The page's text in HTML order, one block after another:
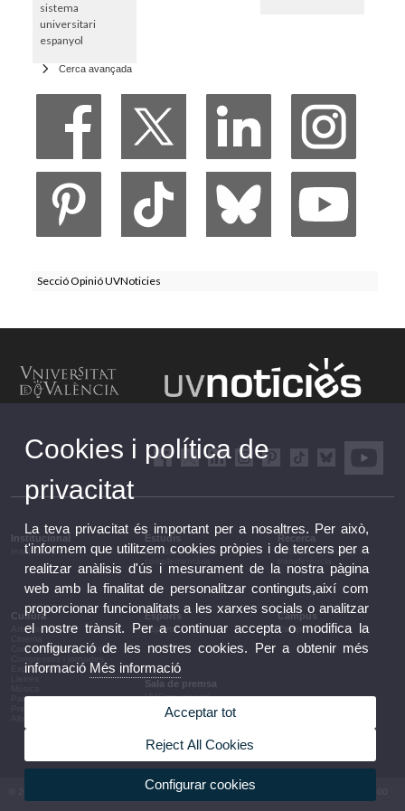
sistema
universitari
espanyol
Cerca avançada
Secció Opinió UVNoticies
Institucional
Institucional
Estudis
Estudis i formació
Recerca
Recerca, innovació i
Cultura
Arts escèniques
Conferències i debats
Congressos i jornades
Exposicions
Patrimoni
Esports
Esports
Campus
Campus
Sala de premsa
UVComunicació
Notes de premsa
Agenda de govern
Informació corporativa
© 2026 UV. - Av. Blasco Ibáñez, 13. 46010 València. Espanya. Tel UV: (+34) 963 86 41 00
Cookies i política de
privacitat
La teva privacitat és important per a nosaltres. Per això,
t'informem que utilitzem cookies pròpies i de tercers per a
realitzar anàlisis d'ús i mesurament de la nostra pàgina
web amb la finalitat de personalitzar continguts,així com
proporcionar funcionalitats a les xarxes socials o analitzar
el nostre trànsit. Per a continuar accepta o modifica la
configuració de les nostres cookies. Per a obtenir més
informació Més informació
Acceptar tot
Reject All Cookies
Configurar cookies